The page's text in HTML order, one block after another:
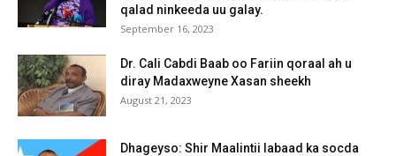
qalad ninkeeda uu galay.
September 16, 2023
Dr. Cali Cabdi Baab oo Fariin qoraal ah u
diray Madaxweyne Xasan sheekh
August 21, 2023
Dhageyso: Shir Maalintii labaad ka socda